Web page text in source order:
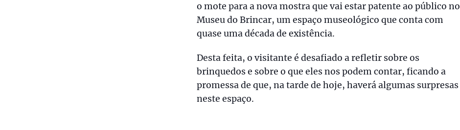
o mote para a nova mostra que vai estar patente ao público no
Museu do Brincar, um espaço museológico que conta com
quase uma década de existência.
Desta feita, o visitante é desafiado a refletir sobre os
brinquedos e sobre o que eles nos podem contar, ficando a
promessa de que, na tarde de hoje, haverá algumas surpresas
neste espaço.